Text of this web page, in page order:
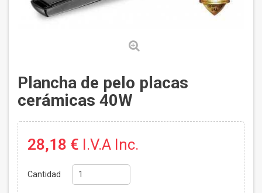
Plancha de pelo placas
cerámicas 40W
28,18 € I.V.A Inc.
Cantidad